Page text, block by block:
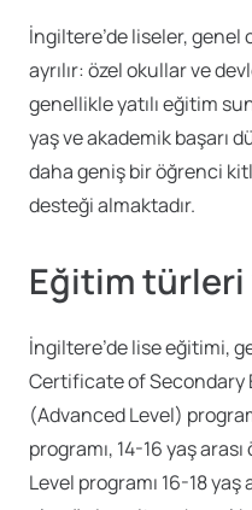
İngiltere’de liseler,
ayrılır: özel okullar ve
genellikle yatılı eğitim
yaş ve akademik başarı
daha geniş bir öğrenci
desteği almaktadır.
Eğitim
İngiltere’de lise eğitimi,
Certificate of Secondary
(Advanced Level)
programı, 14-16 yaş
Level programı 16-18